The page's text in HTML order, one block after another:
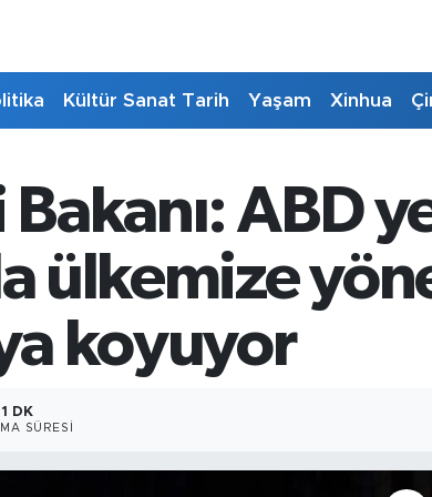
Kültür Sanat Tarih Yaşam Xinhua
Bakanı: ABD
ülkemize
koyuyor
1 DK
SÜRESI